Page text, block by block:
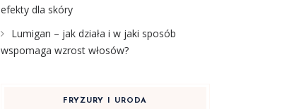
efekty dla skóry
Lumigan – jak działa i w jaki sposób
wspomaga wzrost włosów?
FRYZURY I URODA